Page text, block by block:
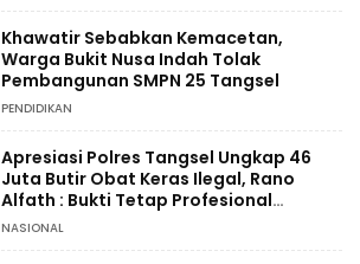
Khawatir Sebabkan Kemacetan,
Warga Bukit Nusa Indah Tolak
Pembangunan SMPN 25 Tangsel
PENDIDIKAN
Apresiasi Polres Tangsel Ungkap 46
Juta Butir Obat Keras Ilegal, Rano
Alfath : Bukti Tetap Profesional
Jalankan Tugas
NASIONAL